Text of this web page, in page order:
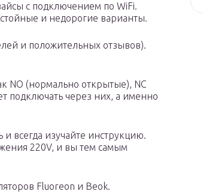
с подключением по WiFi.
и недорогие варианты.
и положительных отзывов).
NO (нормально открытые), NC
подключать через них, а именно
и всегда изучайте инструкцию.
220V, и вы тем самым
Fluoreon и Beok.